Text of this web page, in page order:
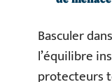
Basculer
l’équilibre
protecteurs